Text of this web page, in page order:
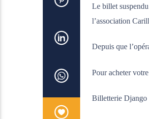
Le billet
l’association
Depuis que
Pour acheter
Billetterie Django